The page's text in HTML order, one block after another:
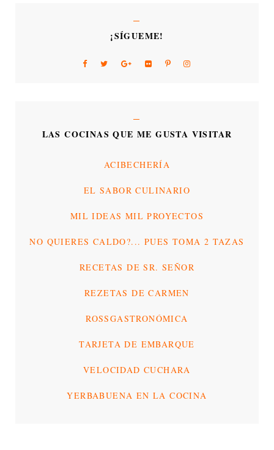
¡SÍGUEME!
LAS COCINAS QUE ME GUSTA VISITAR
ACIBECHERÍA
EL SABOR CULINARIO
MIL IDEAS MIL PROYECTOS
NO QUIERES CALDO?... PUES TOMA 2 TAZAS
RECETAS DE SR. SEÑOR
REZETAS DE CARMEN
ROSSGASTRONÓMICA
TARJETA DE EMBARQUE
VELOCIDAD CUCHARA
YERBABUENA EN LA COCINA